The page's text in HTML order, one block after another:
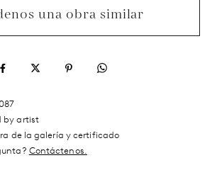
una obra similar
by artist
de la galería y certificado
Contáctenos.